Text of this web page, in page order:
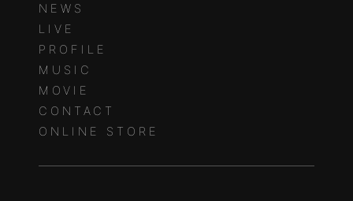
NEWS
LIVE
PROFILE
MUSIC
MOVIE
CONTACT
ONLINE STORE